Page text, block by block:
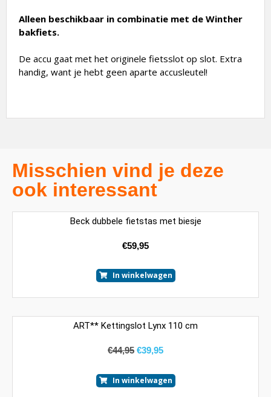
Alleen beschikbaar in combinatie met de Winther
bakfiets.
De accu gaat met het originele fietsslot op slot. Extra
handig, want je hebt geen aparte accusleutel!
Misschien vind je deze
ook interessant
Beck dubbele fietstas met biesje
€59,95
In winkelwagen
ART** Kettingslot Lynx 110 cm
€44,95 €39,95
In winkelwagen